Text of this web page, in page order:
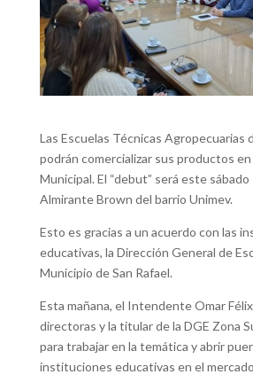
Las Escuelas Técnicas Agropecuarias
podrán comercializar sus productos en
Municipal. El “debut” será este sábado
Almirante Brown del barrio Unimev.
Esto es gracias a un acuerdo con las
educativas, la Dirección General de
Municipio de San Rafael.
Esta mañana, el Intendente Omar
directoras y la titular de la DGE Zona
para trabajar en la temática y abrir
instituciones educativas en el